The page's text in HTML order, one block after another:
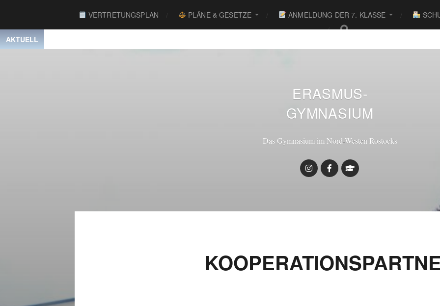
VERTRETUNGSPLAN PLÄNE & GESETZE ANMELDUNG DER 7. KLASSE
AKTUELL
ERASMUS-
GYMNASIUM
Das Gymnasium im Nord-Westen Rostocks